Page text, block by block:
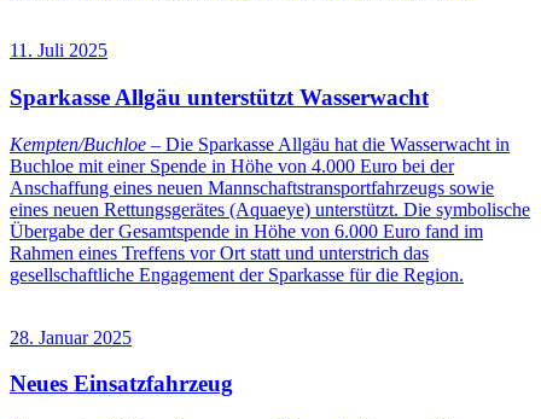
11. Juli 2025
Sparkasse Allgäu unterstützt Wasserwacht
Kempten/Buchloe – Die Sparkasse Allgäu hat die Wasserwacht in
Buchloe mit einer Spende in Höhe von 4.000 Euro bei der
Anschaffung eines neuen Mannschaftstransportfahrzeugs sowie
eines neuen Rettungsgerätes (Aquaeye) unterstützt. Die symbolische
Übergabe der Gesamtspende in Höhe von 6.000 Euro fand im
Rahmen eines Treffens vor Ort statt und unterstrich das
gesellschaftliche Engagement der Sparkasse für die Region.
28. Januar 2025
Neues Einsatzfahrzeug